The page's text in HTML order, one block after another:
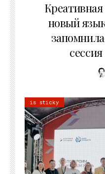
новый
is sticky